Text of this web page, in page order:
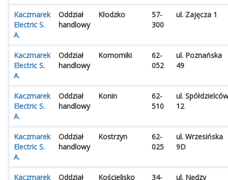
Kaczmarek
Electric S.
A.
Oddział
handlowy
Kłodzko
57-
300
ul. Zajęcza 1
Kaczmarek
Electric S.
A.
Oddział
handlowy
Komorniki
62-
052
ul. Poznańska
49
Kaczmarek
Electric S.
A.
Oddział
handlowy
Konin
62-
510
ul. Spółdzielców
12
Kaczmarek
Electric S.
A.
Oddział
handlowy
Kostrzyn
62-
025
ul. Wrzesińska
9D
Kaczmarek Oddział Kościelisko 34- ul. Nędzy